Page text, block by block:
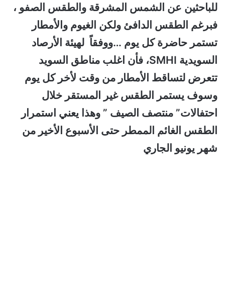
للباحثين عن الشمس المشرقة والطقس الصفو ،
فبرغم الطقس الدافئ ولكن الغيوم والأمطار
تستمر حاضرة كل يوم …ووفقاً لهيئة الأرصاد
السويدية SMHI، فأن اغلب مناطق السويد
تتعرض لتساقط الأمطار من وقت لأخر كل يوم
وسوف يستمر الطقس غير المستقر خلال
احتفالات” منتصف الصيف ” وهذا يعني استمرار
الطقس الغائم الممطر حتى الأسبوع الأخير من
شهر يونيو الجاري